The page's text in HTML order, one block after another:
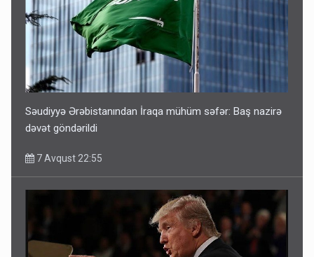
Səudiyyə Ərəbistanından İraqa mühüm səfər: Baş nazirə
dəvət göndərildi
7 Avqust 22:55